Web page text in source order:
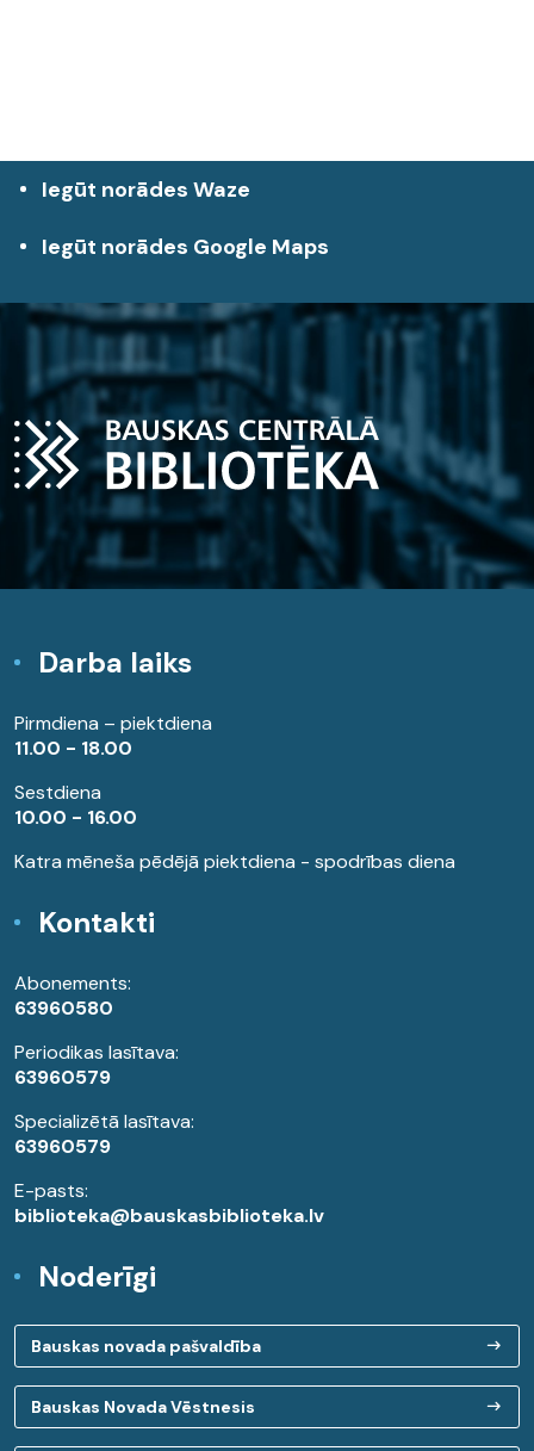
Iegūt norādes Waze
Iegūt norādes Google Maps
Darba laiks
Pirmdiena – piektdiena
11.00 - 18.00
Sestdiena
10.00 - 16.00
Katra mēneša pēdējā piektdiena - spodrības diena
Kontakti
Abonements:
63960580
Periodikas lasītava:
63960579
Specializētā lasītava:
63960579
E-pasts:
biblioteka@bauskasbiblioteka.lv
Noderīgi
Bauskas novada pašvaldība
Bauskas Novada Vēstnesis